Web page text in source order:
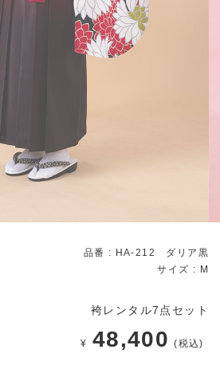
品番 : HA-212 ダリア黒
サイズ : M
袴レンタル7点セット
¥ 48,400 (税込)